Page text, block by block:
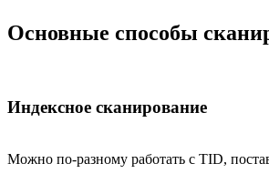
Основные способы
Индексное сканирование
Можно по-разному работать с TID,